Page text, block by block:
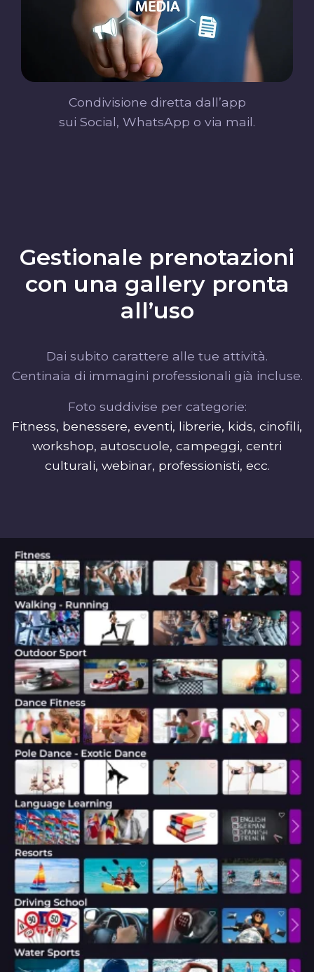
Condivisione diretta dall’app
sui Social, WhatsApp o via mail.
Gestionale prenotazioni
con una gallery pronta
all’uso
Dai subito carattere alle tue attività.
Centinaia di immagini professionali già incluse.
Foto suddivise per categorie:
Fitness, benessere, eventi, librerie, kids, cinofili,
workshop, autoscuole, campeggi, centri
culturali, webinar, professionisti, ecc.